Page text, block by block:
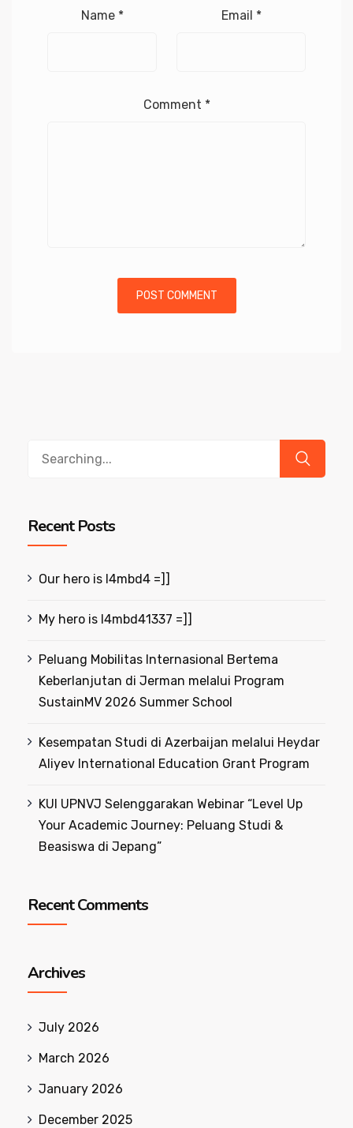
Name * Email *
Comment *
Recent Posts
Our hero is l4mbd4 =]]
My hero is l4mbd41337 =]]
Peluang Mobilitas Internasional Bertema
Keberlanjutan di Jerman melalui Program
SustainMV 2026 Summer School
Kesempatan Studi di Azerbaijan melalui Heydar
Aliyev International Education Grant Program
KUI UPNVJ Selenggarakan Webinar “Level Up
Your Academic Journey: Peluang Studi &
Beasiswa di Jepang”
Recent Comments
Archives
July 2026
March 2026
January 2026
December 2025